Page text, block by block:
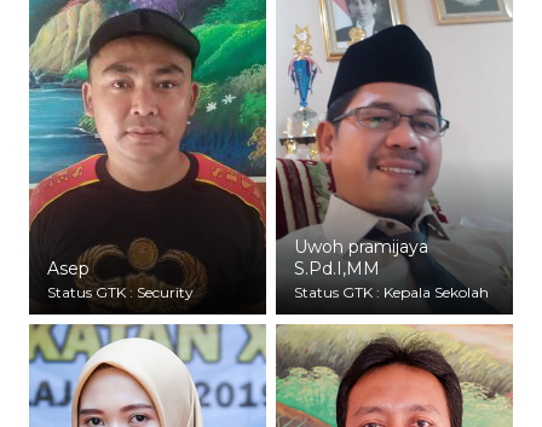
Asep
Status GTK : Security
Uwoh pramijaya
S.Pd.I,MM
Status GTK : Kepala Sekolah